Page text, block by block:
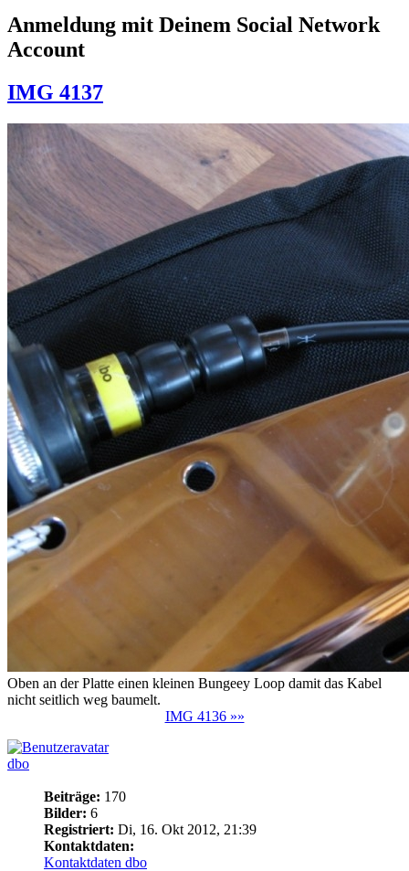
Anmeldung mit Deinem Social Network
Account
IMG 4137
Oben an der Platte einen kleinen Bungeey Loop damit das Kabel
nicht seitlich weg baumelt.
IMG 4136 »»
dbo
Beiträge: 170
Bilder: 6
Registriert: Di, 16. Okt 2012, 21:39
Kontaktdaten:
Kontaktdaten dbo